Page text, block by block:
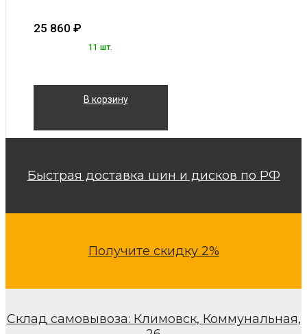
25 860 ₽
11 шт.
В корзину
Быстрая доставка шин и дисков по РФ
Получите скидку 2%
Склад самовывоза: Климовск, Коммунальная,